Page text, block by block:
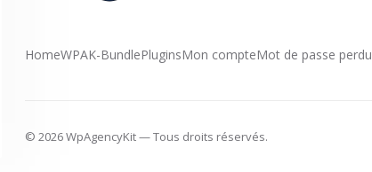
HomeWPAK-BundlePluginsMon compteMot de passe perdu
© 2026 WpAgencyKit — Tous droits réservés.